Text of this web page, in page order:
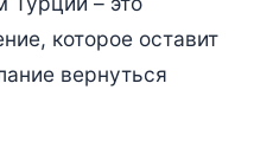
которое оставит
вернуться